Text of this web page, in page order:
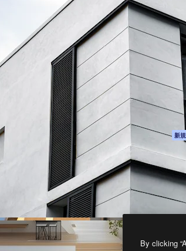
エイティブ制作を導くためのプラ
ム。クリエイター、企業、代理
オを含む100万人以上が利用して
Spaces
AI アシスタント
AI 画像生成ツー
AI 動画生成ツー
AI 音声合成ツー
ストックコンテ
ツ
Claude/ChatGPT
向けMCP
エージェント 新規
API
モバイルアプリ
すべての
ール
2026 Freepik Company S.L.U.無断複写・転載を禁じ
By clicking